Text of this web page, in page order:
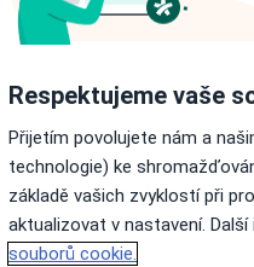
Blansko
Dentální
·Více
Respektujeme vaše
Přijetím povolujete nám a
technologie) ke
základě vašich zvyklostí při
aktualizovat v nastavení.
souborů cookie.